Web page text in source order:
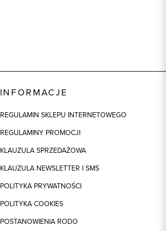
INFORMACJE
REGULAMIN SKLEPU INTERNETOWEGO
REGULAMINY PROMOCJI
KLAUZULA SPRZEDAŻOWA
KLAUZULA NEWSLETTER I SMS
POLITYKA PRYWATNOŚCI
POLITYKA COOKIES
POSTANOWIENIA RODO